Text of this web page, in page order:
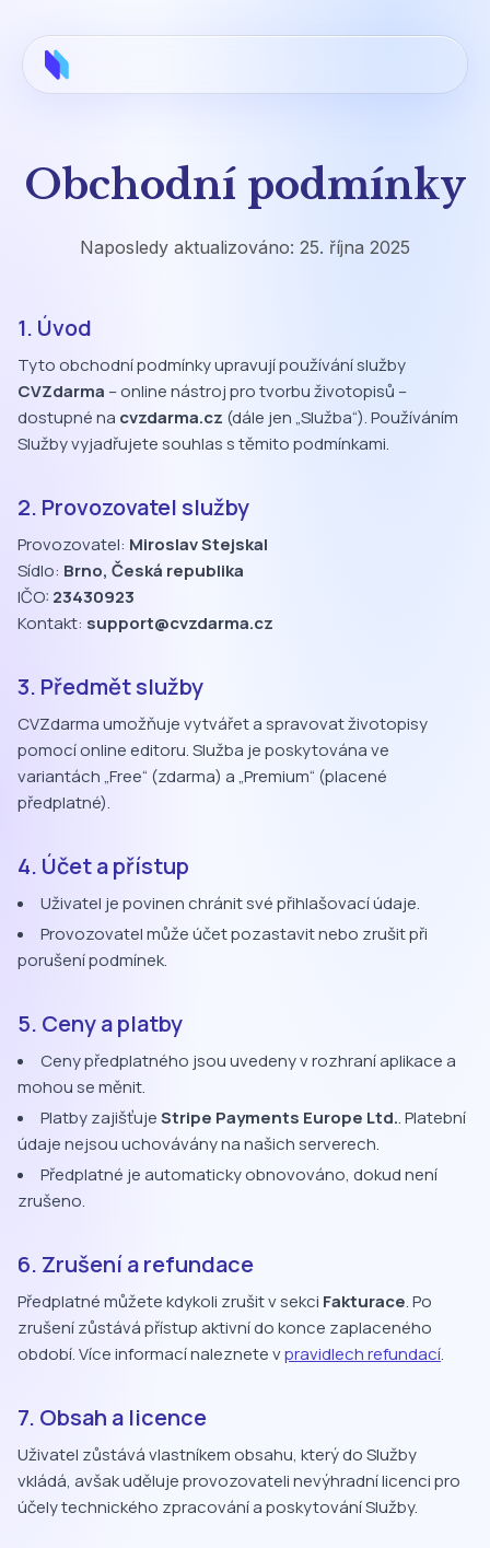
Obchodní podmínky
Naposledy aktualizováno: 25. října 2025
1. Úvod
Tyto obchodní podmínky upravují používání služby
CVZdarma – online nástroj pro tvorbu životopisů –
dostupné na cvzdarma.cz (dále jen „Služba“). Používáním
Služby vyjadřujete souhlas s těmito podmínkami.
2. Provozovatel služby
Provozovatel: Miroslav Stejskal
Sídlo: Brno, Česká republika
IČO: 23430923
Kontakt: support@cvzdarma.cz
3. Předmět služby
CVZdarma umožňuje vytvářet a spravovat životopisy
pomocí online editoru. Služba je poskytována ve
variantách „Free“ (zdarma) a „Premium“ (placené
předplatné).
4. Účet a přístup
Uživatel je povinen chránit své přihlašovací údaje.
Provozovatel může účet pozastavit nebo zrušit při
porušení podmínek.
5. Ceny a platby
Ceny předplatného jsou uvedeny v rozhraní aplikace a
mohou se měnit.
Platby zajišťujeStripe Payments Europe Ltd.. Platební
údaje nejsou uchovávány na našich serverech.
Předplatné je automaticky obnovováno, dokud není
zrušeno.
6. Zrušení a refundace
Předplatné můžete kdykoli zrušit v sekci Fakturace. Po
zrušení zůstává přístup aktivní do konce zaplaceného
období. Více informací naleznete vpravidlech refundací.
7. Obsah a licence
Uživatel zůstává vlastníkem obsahu, který do Služby
vkládá, avšak uděluje provozovateli nevýhradní licenci pro
účely technického zpracování a poskytování Služby.